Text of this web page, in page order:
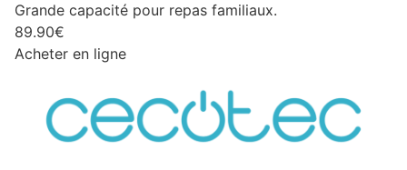
Grande capacité pour repas familiaux.
89.90€
Acheter en ligne